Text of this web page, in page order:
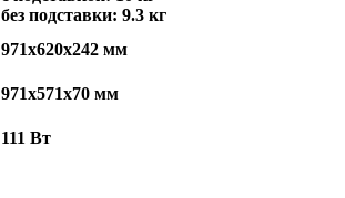
без подставки: 9.3 кг
971x620x242 мм
971x571x70 мм
111 Вт